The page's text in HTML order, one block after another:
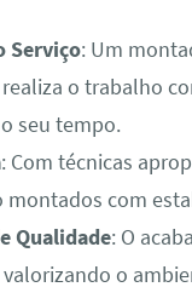
Serviço: Um
o trabalho
seu tempo.
: Com técnicas
montados com
Qualidade: O
o